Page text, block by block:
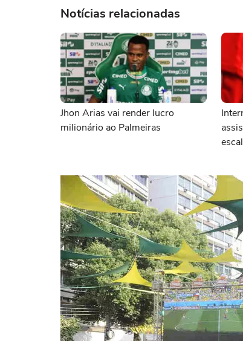
Notícias relacionadas
Jhon Arias vai render lucro
milionário ao Palmeiras